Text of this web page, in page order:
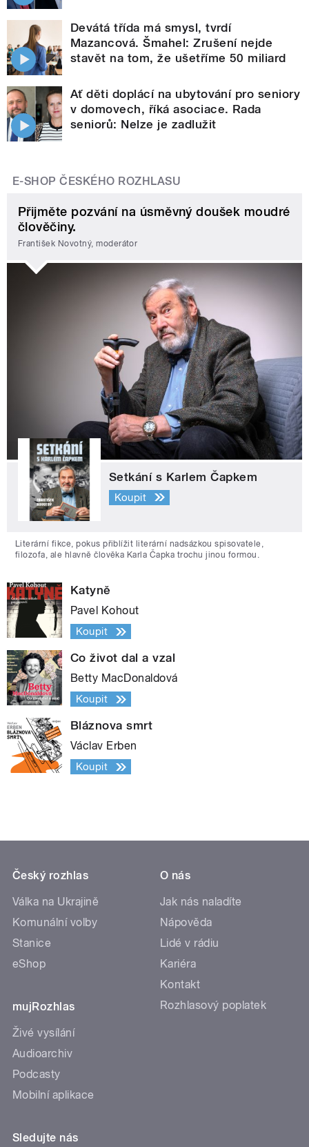
Devátá třída má smysl, tvrdí
Mazancová. Šmahel: Zrušení nejde
stavět na tom, že ušetříme 50 miliard
Ať děti doplácí na ubytování pro seniory
v domovech, říká asociace. Rada
seniorů: Nelze je zadlužit
E-SHOP ČESKÉHO ROZHLASU
Přijměte pozvání na úsměvný doušek moudré
člověčiny.
František Novotný, moderátor
Setkání s Karlem Čapkem
Koupit
Literární fikce, pokus přiblížit literární nadsázkou spisovatele,
filozofa, ale hlavně člověka Karla Čapka trochu jinou formou.
Katyně
Pavel Kohout
Koupit
Co život dal a vzal
Betty MacDonaldová
Koupit
Bláznova smrt
Václav Erben
Koupit
Český rozhlas
Válka na Ukrajině
Komunální volby
Stanice
eShop
mujRozhlas
Živé vysílání
Audioarchiv
Podcasty
Mobilní aplikace
O nás
Jak nás naladíte
Nápověda
Lidé v rádiu
Kariéra
Kontakt
Rozhlasový poplatek
Sledujte nás